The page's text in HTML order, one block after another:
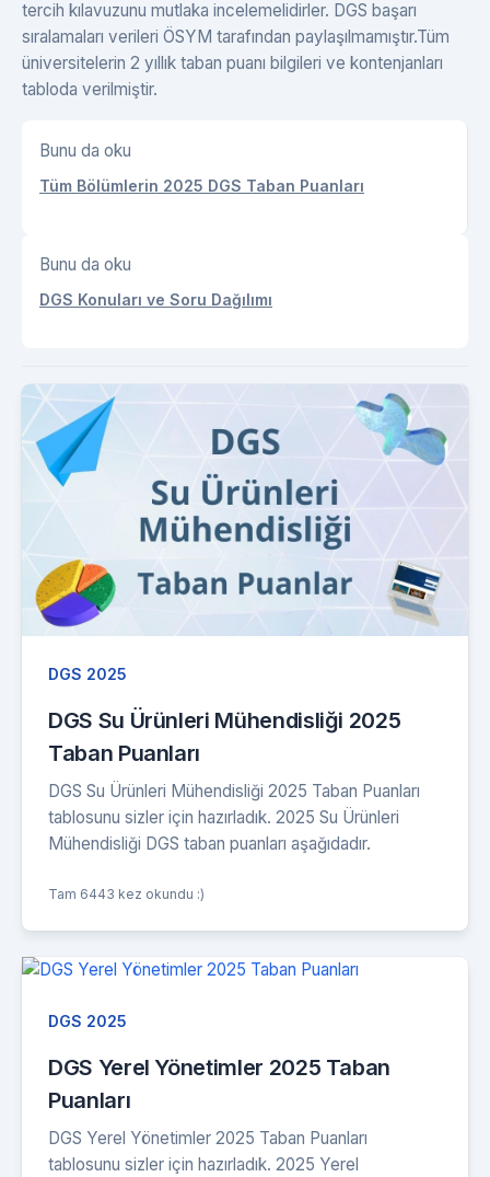
tercih kılavuzunu mutlaka incelemelidirler. DGS başarı
sıralamaları verileri ÖSYM tarafından paylaşılmamıştır.Tüm
üniversitelerin 2 yıllık taban puanı bilgileri ve kontenjanları
tabloda verilmiştir.
Bunu da oku
Tüm Bölümlerin 2025 DGS Taban Puanları
Bunu da oku
DGS Konuları ve Soru Dağılımı
DGS 2025
DGS Su Ürünleri Mühendisliği 2025
Taban Puanları
DGS Su Ürünleri Mühendisliği 2025 Taban Puanları
tablosunu sizler için hazırladık. 2025 Su Ürünleri
Mühendisliği DGS taban puanları aşağıdadır.
Tam 6443 kez okundu :)
DGS 2025
DGS Yerel Yönetimler 2025 Taban
Puanları
DGS Yerel Yönetimler 2025 Taban Puanları
tablosunu sizler için hazırladık. 2025 Yerel